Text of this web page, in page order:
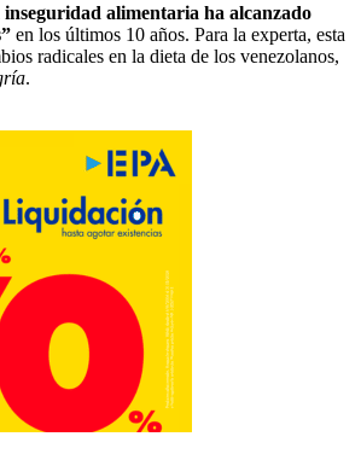
inseguridad alimentaria ha alcanzado
en los últimos 10 años. Para la experta, esta
radicales en la dieta de los venezolanos,
.